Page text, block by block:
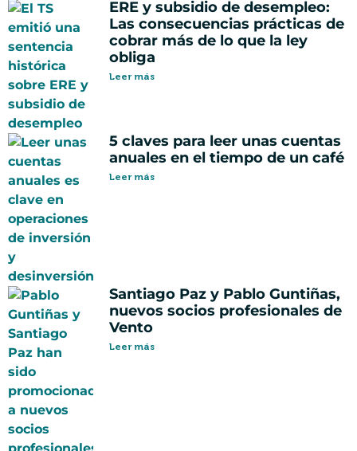
ERE y subsidio de desempleo:
Las consecuencias prácticas de
cobrar más de lo que la ley
obliga
Leer más
5 claves para leer unas cuentas
anuales en el tiempo de un café
Leer más
Santiago Paz y Pablo Guntiñas,
nuevos socios profesionales de
Vento
Leer más